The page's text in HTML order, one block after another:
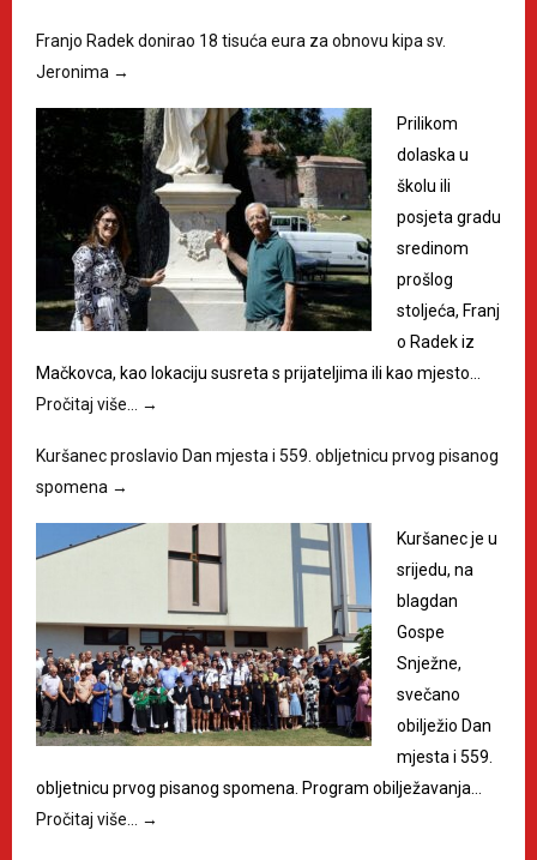
Franjo Radek donirao 18 tisuća eura za obnovu kipa sv.
Jeronima →
Prilikom
dolaska u
školu ili
posjeta gradu
sredinom
prošlog
stoljeća, Franj
o Radek iz
Mačkovca, kao lokaciju susreta s prijateljima ili kao mjesto…
Pročitaj više…
→
Kuršanec proslavio Dan mjesta i 559. obljetnicu prvog pisanog
spomena →
Kuršanec je u
srijedu, na
blagdan
Gospe
Snježne,
svečano
obilježio Dan
mjesta i 559.
obljetnicu prvog pisanog spomena. Program obilježavanja…
Pročitaj više…
→